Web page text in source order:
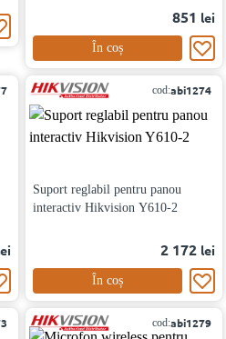
851 lei
În coș
cod:abi1274
Suport reglabil pentru panou
interactiv Hikvision Y610-2
2 172 lei
În coș
cod:abi1279